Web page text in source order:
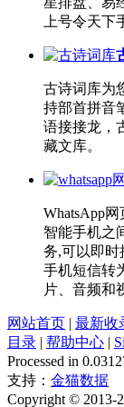
上号令天下
古诗词库为
持部首拼音
语接接龙，
藏文库。
WhatsApp网
智能手机之
务,可以即时
手机短信转
片、音频和
网站首页 | 最新收
目录 | 帮助中心 |
Processed in
支持： 金猫数据
Copyright © 2013-